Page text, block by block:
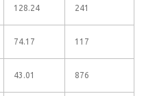
128.24 241
74.17 117
43.01 876